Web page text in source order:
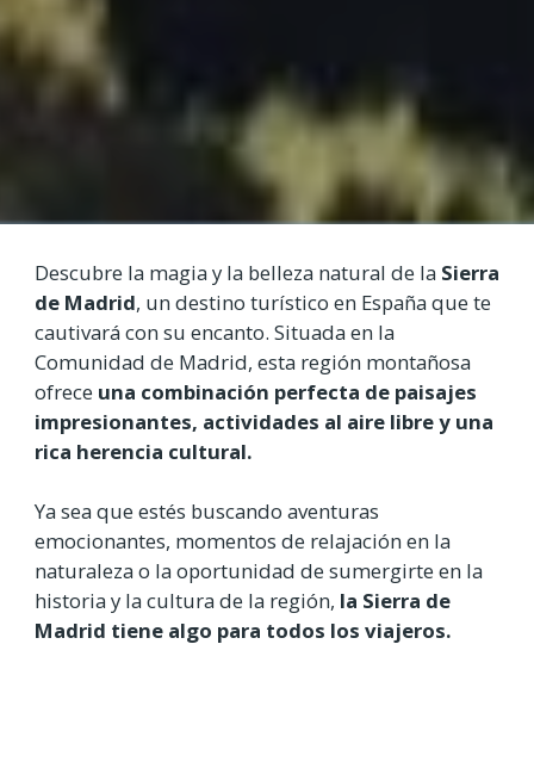
Descubre la magia y la belleza natural de la Sierra
de Madrid, un destino turístico en España que te
cautivará con su encanto. Situada en la
Comunidad de Madrid, esta región montañosa
ofrece una combinación perfecta de paisajes
impresionantes, actividades al aire libre y una
rica herencia cultural.
Ya sea que estés buscando aventuras
emocionantes, momentos de relajación en la
naturaleza o la oportunidad de sumergirte en la
historia y la cultura de la región, la Sierra de
Madrid tiene algo para todos los viajeros.